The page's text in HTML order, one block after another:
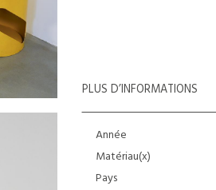
PLUS D’INFORMATIONS
Année
Matériau(x)
Pays